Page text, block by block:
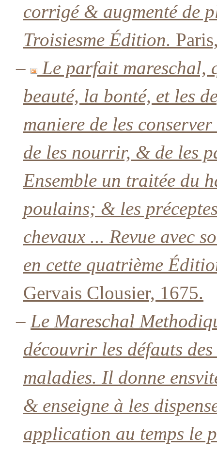
corrigé & augmenté de
Troisiesme Édition.
–
Le parfait mareschal,
beauté, la bonté, et les
maniere de les
de les nourrir, & de les
Ensemble un traitée du
poulains; & les
chevaux ... Revue avec
en cette quatrième
Gervais Clousier, 1675.
– Le Mareschal
découvrir les défauts
maladies. Il donne
& enseigne à les
application au temps le